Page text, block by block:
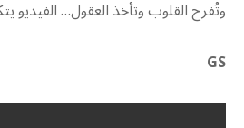
وتُفرح القلوب وتأخذ العقول… الفيديو
GS